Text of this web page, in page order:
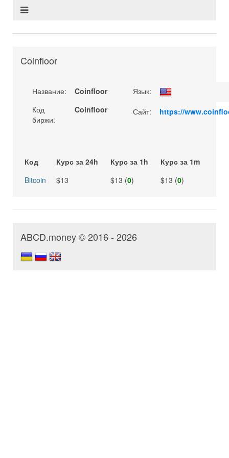
Coinfloor
Название:
Coinfloor
Код
биржи:
Coinfloor
Язык:
Сайт:
https://
Код Курс за 24h Курс за 1h
Курс за 1m
Bitcoin
$13 $13 (0) $13 (0)
ABCD.money © 2016 - 2026